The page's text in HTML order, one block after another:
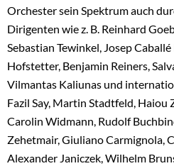
Orchester sein Spektrum auch
Dirigenten wie z. B. Reinhard
Sebastian Tewinkel, Josep
Hofstetter, Benjamin Reiners,
Vilmantas Kaliunas und
Fazil Say, Martin Stadtfeld, Haiou
Carolin Widmann, Rudolf
Zehetmair, Giuliano Carmignola,
Alexander Janiczek, Wilhelm